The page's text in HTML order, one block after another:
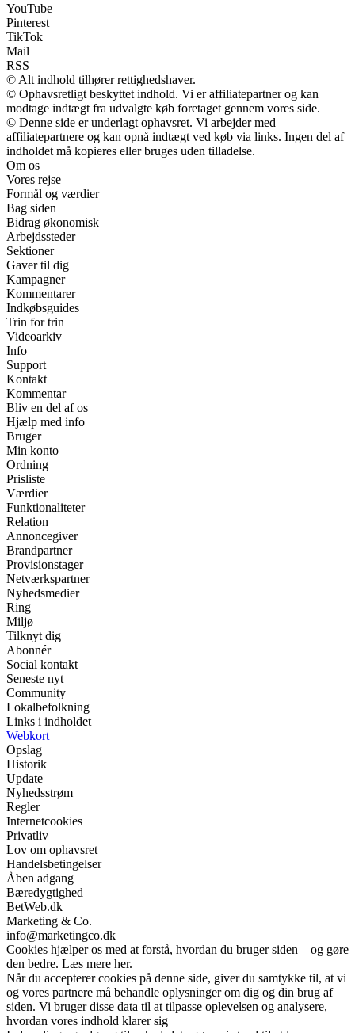
YouTube
Pinterest
TikTok
Mail
RSS
© Alt indhold tilhører rettighedshaver.
© Ophavsretligt beskyttet indhold. Vi er affiliatepartner og kan
modtage indtægt fra udvalgte køb foretaget gennem vores side.
© Denne side er underlagt ophavsret. Vi arbejder med
affiliatepartnere og kan opnå indtægt ved køb via links. Ingen del af
indholdet må kopieres eller bruges uden tilladelse.
Om os
Vores rejse
Formål og værdier
Bag siden
Bidrag økonomisk
Arbejdssteder
Sektioner
Gaver til dig
Kampagner
Kommentarer
Indkøbsguides
Trin for trin
Videoarkiv
Info
Support
Kontakt
Kommentar
Bliv en del af os
Hjælp med info
Bruger
Min konto
Ordning
Prisliste
Værdier
Funktionaliteter
Relation
Annoncegiver
Brandpartner
Provisionstager
Netværkspartner
Nyhedsmedier
Ring
Miljø
Tilknyt dig
Abonnér
Social kontakt
Seneste nyt
Community
Lokalbefolkning
Links i indholdet
Webkort
Opslag
Historik
Update
Nyhedsstrøm
Regler
Internetcookies
Privatliv
Lov om ophavsret
Handelsbetingelser
Åben adgang
Bæredygtighed
BetWeb.dk
Marketing & Co.
info@marketingco.dk
Cookies hjælper os med at forstå, hvordan du bruger siden – og gøre
den bedre. Læs mere her.
Når du accepterer cookies på denne side, giver du samtykke til, at vi
og vores partnere må behandle oplysninger om dig og din brug af
siden. Vi bruger disse data til at tilpasse oplevelsen og analysere,
hvordan vores indhold klarer sig